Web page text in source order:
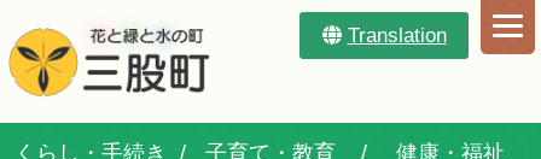
Translation
くらし・手続き 子育て・教育 健康・福祉